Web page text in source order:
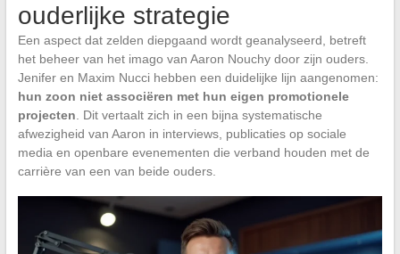
ouderlijke strategie
Een aspect dat zelden diepgaand wordt geanalyseerd, betreft
het beheer van het imago van Aaron Nouchy door zijn ouders.
Jenifer en Maxim Nucci hebben een duidelijke lijn aangenomen:
hun zoon niet associëren met hun eigen promotionele
projecten . Dit vertaalt zich in een bijna systematische
afwezigheid van Aaron in interviews, publicaties op sociale
media en openbare evenementen die verband houden met de
carrière van een van beide ouders.